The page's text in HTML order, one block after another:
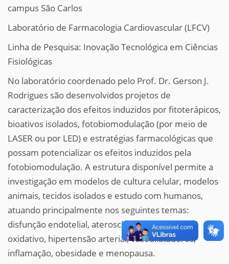
campus São Carlos
Laboratório de Farmacologia Cardiovascular (LFCV)
Linha de Pesquisa: Inovação Tecnológica em Ciências
Fisiológicas
No laboratório coordenado pelo Prof. Dr. Gerson J.
Rodrigues são desenvolvidos projetos de
caracterização dos efeitos induzidos por fitoterápicos,
bioativos isolados, fotobiomodulação (por meio de
LASER ou por LED) e estratégias farmacológicas que
possam potencializar os efeitos induzidos pela
fotobiomodulação. A estrutura disponível permite a
investigação em modelos de cultura celular, modelos
animais, tecidos isolados e estudo com humanos,
atuando principalmente nos seguintes temas:
disfunção endotelial, aterosclerose, estresse
oxidativo, hipertensão arterial, vasodilatadores,
inflamação, obesidade e menopausa.